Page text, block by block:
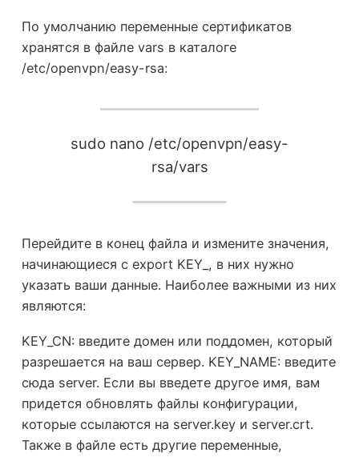
По умолчанию переменные сертификатов
хранятся в файле vars в каталоге
/etc/openvpn/easy-rsa:
sudo nano /etc/openvpn/easy-
rsa/vars
Перейдите в конец файла и измените значения,
начинающиеся с export KEY_, в них нужно
указать ваши данные. Наиболее важными из них
являются:
KEY_CN: введите домен или поддомен, который
разрешается на ваш сервер. KEY_NAME: введите
сюда server. Если вы введете другое имя, вам
придется обновлять файлы конфигурации,
которые ссылаются на server.key и server.crt.
Также в файле есть другие переменные,